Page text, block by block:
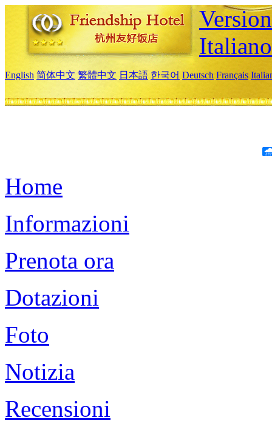
Italiano
English 简体中文 繁體中文 日本語 한국어 Deutsch Français
Home
Informazioni
Prenota ora
Dotazioni
Foto
Notizia
Recensioni